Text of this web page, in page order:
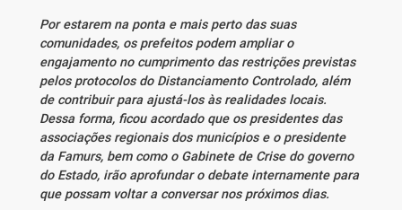
Por estarem na ponta e mais perto das suas
comunidades, os prefeitos podem ampliar o
engajamento no cumprimento das restrições previstas
pelos protocolos do Distanciamento Controlado, além
de contribuir para ajustá-los às realidades locais.
Dessa forma, ficou acordado que os presidentes das
associações regionais dos municípios e o presidente
da Famurs, bem como o Gabinete de Crise do governo
do Estado, irão aprofundar o debate internamente para
que possam voltar a conversar nos próximos dias.